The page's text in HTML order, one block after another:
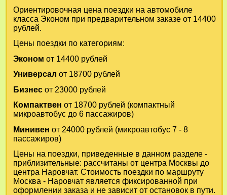
Ориентировочная цена поездки на автомобиле
класса Эконом при предварительном заказе от 14400
рублей.
Цены поездки по категориям:
Эконом от 14400 рублей
Универсал от 18700 рублей
Бизнесот 23000 рублей
Компактвен от 18700 рублей (компактный
микроавтобус до 6 пассажиров)
Минивен от 24000 рублей (микроавтобус 7 - 8
пассажиров)
Цены на поездки, приведенные в данном разделе -
приблизительные: рассчитаны от центра Москвы до
центра Наровчат. Стоимость поездки по маршруту
Москва - Наровчат является фиксированной при
оформлении заказа и не зависит от остановок в пути.